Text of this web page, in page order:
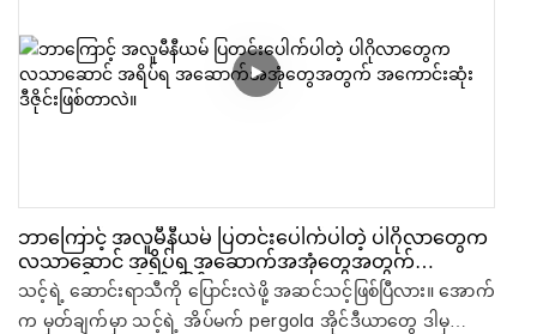
ဘာကြောင့် အလူမီနီယမ် ပြတင်းပေါက်ပါတဲ့ ပါဂိုလာတွေက
လသာဆောင် အရိပ်ရ အဆောက်အအုံတွေအတွက်
အကောင်းဆုံး ဒီဇိုင်းဖြစ်တာလဲ။
သင့်ရဲ့ ဆောင်းရာသီကို ပြောင်းလဲဖို့ အဆင်သင့်ဖြစ်ပြီလား။ အောက်
က မှတ်ချက်မှာ သင့်ရဲ့ အိပ်မက် pergola အိုင်ဒီယာတွေ ဒါမှ